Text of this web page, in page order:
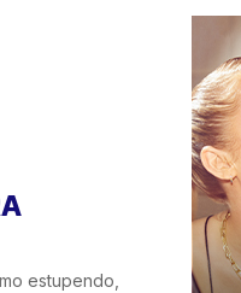
estupendo,